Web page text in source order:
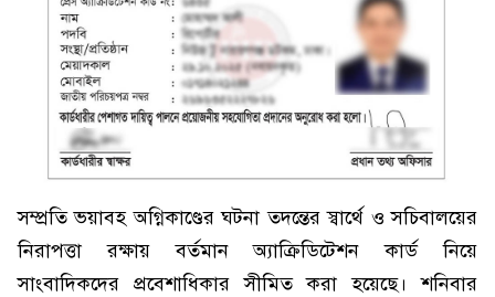
সম্প্রতি ভয়াবহ অগ্নিকাণ্ডের ঘটনা তদন্তের স্বার্থে ও সচিবালয়ের
নিরাপত্তা রক্ষায় বর্তমান অ‍্যাক্রিডিটেশন কার্ড নিয়ে
সাংবাদিকদের প্রবেশাধিকার সীমিত করা হয়েছে। শনিবার